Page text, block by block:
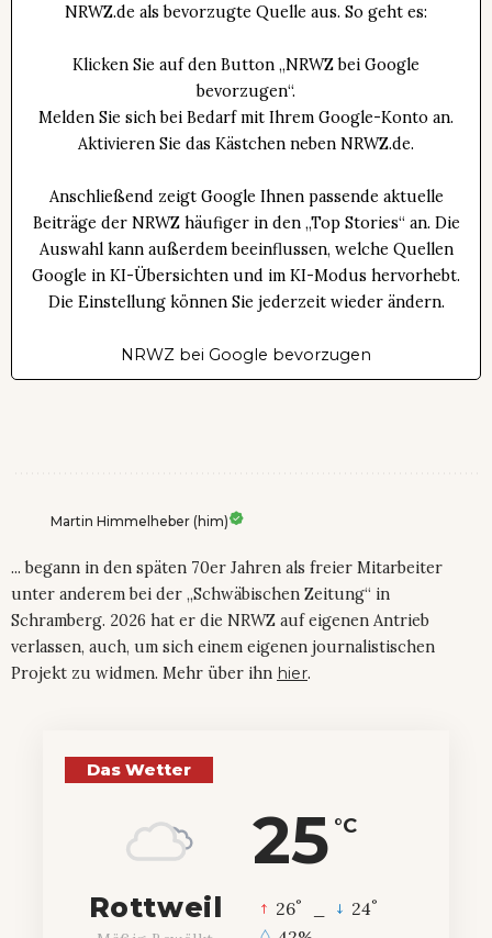
NRWZ.de als bevorzugte Quelle aus. So geht es:
Klicken Sie auf den Button „NRWZ bei Google
bevorzugen“.
Melden Sie sich bei Bedarf mit Ihrem Google-Konto an.
Aktivieren Sie das Kästchen neben NRWZ.de.
Anschließend zeigt Google Ihnen passende aktuelle
Beiträge der NRWZ häufiger in den „Top Stories“ an. Die
Auswahl kann außerdem beeinflussen, welche Quellen
Google in KI-Übersichten und im KI-Modus hervorhebt.
Die Einstellung können Sie jederzeit wieder ändern.
NRWZ bei Google bevorzugen
Martin Himmelheber (him)
... begann in den späten 70er Jahren als freier Mitarbeiter
unter anderem bei der „Schwäbischen Zeitung“ in
Schramberg. 2026 hat er die NRWZ auf eigenen Antrieb
verlassen, auch, um sich einem eigenen journalistischen
Projekt zu widmen. Mehr über ihn hier.
Das Wetter
25 °C
Rottweil 26° 24°